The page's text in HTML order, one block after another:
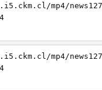
mp4/
mp4/